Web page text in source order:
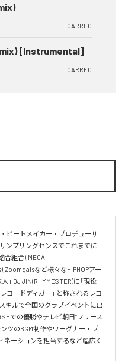
CARREC
[Instrumental]
CARREC
ビートメイカー・プロデューサ
ンプリングセンスでこれまでに
合組合),MEGA-
など様々なHIPHOPアー
」 DJ JIN(RHYMESTER)に「現役
コードディガー」 と称されるレコ
キルで全国のクラブイベントに出
での優勝やテレビ朝日”フリース
ツのBGM制作やワーグナー・プ
ネーションを担当するなど幅広く